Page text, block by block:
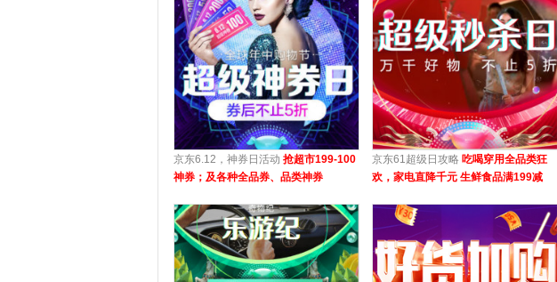
京东6.12，神券日活动 抢超市199-100
神券；及各种全品券、品类神券
京东61超级日攻略 吃喝穿用全品类狂
欢，家电直降千元 生鲜食品满199减